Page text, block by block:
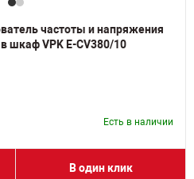
частоты и напряжения
шкаф VPK E-CV380/10
Есть в наличии
В один клик